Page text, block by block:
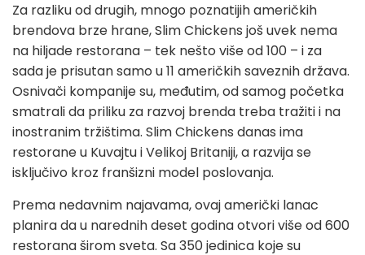
Za razliku od drugih, mnogo poznatijih američkih
brendova brze hrane, Slim Chickens još uvek nema
na hiljade restorana – tek nešto više od 100 – i za
sada je prisutan samo u 11 američkih saveznih država.
Osnivači kompanije su, međutim, od samog početka
smatrali da priliku za razvoj brenda treba tražiti i na
inostranim tržištima. Slim Chickens danas ima
restorane u Kuvajtu i Velikoj Britaniji, a razvija se
isključivo kroz franšizni model poslovanja.
Prema nedavnim najavama, ovaj američki lanac
planira da u narednih deset godina otvori više od 600
restorana širom sveta. Sa 350 jedinica koje su